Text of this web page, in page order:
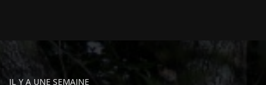
IL Y A UNE SEMAINE